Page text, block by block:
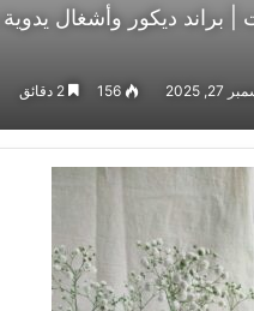
براند ديكور وأشغال يدوية
2025
156